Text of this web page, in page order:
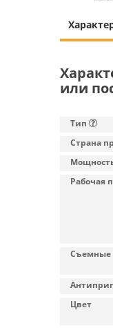
или
Тип
Страна
Рабочая
Съемные
Цвет